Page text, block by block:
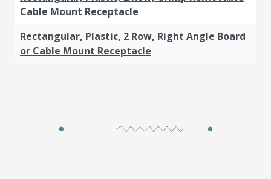
Cable Mount Receptacle
Rectangular, Plastic, 2 Row, Right Angle Board
or Cable Mount Receptacle